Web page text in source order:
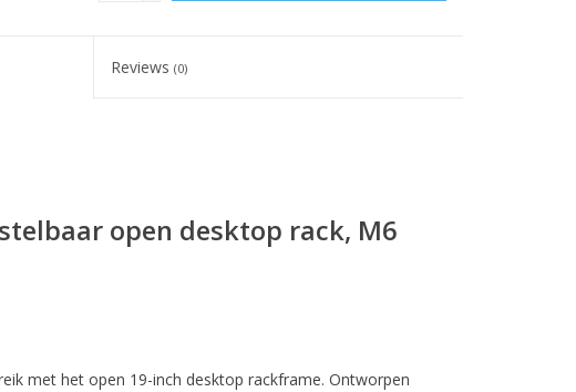
Reviews(0)
open desktop rack, M6
met het open 19-inch desktop rackframe. Ontworpen